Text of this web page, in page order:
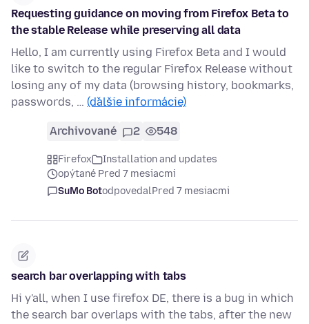
Requesting guidance on moving from Firefox Beta to
the stable Release while preserving all data
Hello, I am currently using Firefox Beta and I would
like to switch to the regular Firefox Release without
losing any of my data (browsing history, bookmarks,
passwords, … (ďalšie informácie)
Archivované 2 548
Firefox
Installation and updates
opýtané Pred 7 mesiacmi
SuMo BotodpovedalPred 7 mesiacmi
search bar overlapping with tabs
Hi y'all, when I use firefox DE, there is a bug in which
the search bar overlaps with the tabs, after the new